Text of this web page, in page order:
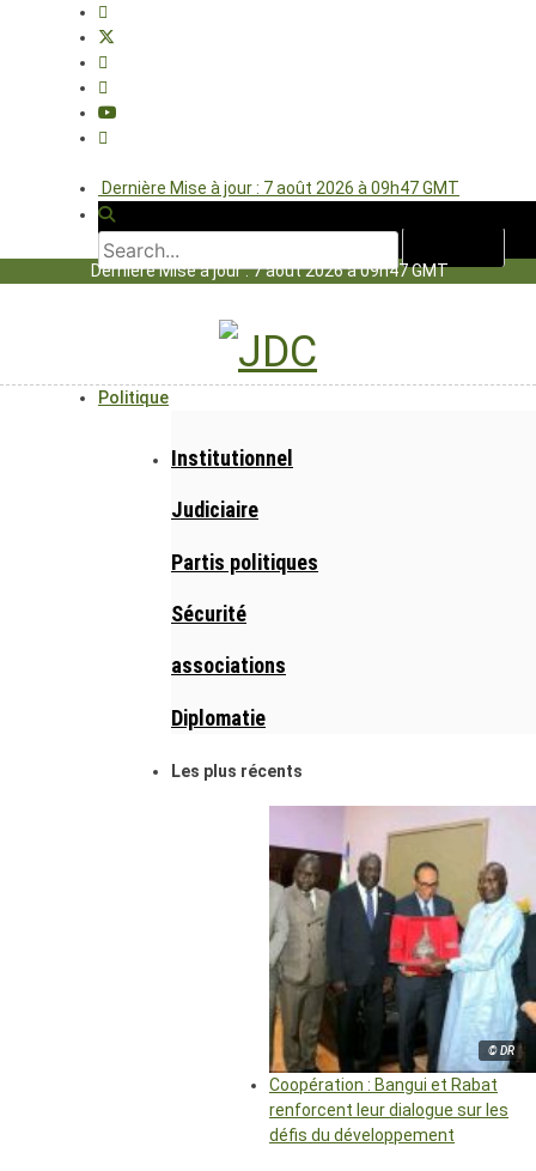
Dernière Mise à jour : 7 août 2026 à 09h47 GMT
Dernière Mise à jour : 7 août 2026 à 09h47 GMT
Politique
Institutionnel
Judiciaire
Partis politiques
Sécurité
associations
Diplomatie
Les plus récents
© DR
Coopération : Bangui et Rabat
renforcent leur dialogue sur les
défis du développement